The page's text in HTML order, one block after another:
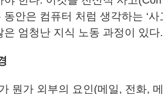
안은 컴퓨터 처럼 생각하는 ‘사
엄청난 지식 노동 과정이 있다.
뭔가 외부의 요인(메일, 전화,